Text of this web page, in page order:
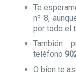
Te
nº 8,
por todo el
También
teléfono
O bien te